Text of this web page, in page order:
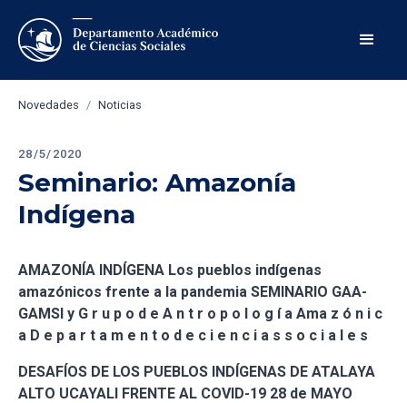
Novedades / Noticias
28/5/2020
Seminario: Amazonía
Indígena
AMAZONÍA INDÍGENA Los pueblos indígenas
amazónicos frente a la pandemia SEMINARIO GAA-
GAMSI y G r u p o d e A n t r o p o l o g í a Ama z ó n i c
a D e p a r t a m e n t o d e c i e n c i a s s o c i a l e s
DESAFÍOS DE LOS PUEBLOS INDÍGENAS DE ATALAYA
ALTO UCAYALI FRENTE AL COVID-19 28 de MAYO